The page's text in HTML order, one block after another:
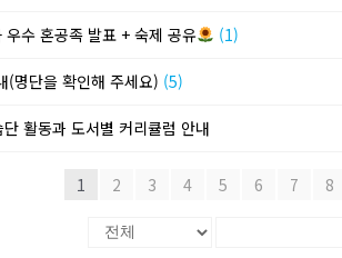
우수 혼공족 발표 + 숙제 공유 (1)
(명단을 확인해 주세요) (5)
활동과 도서별 커리큘럼 안내
1 2 3 4 5 6 7 8